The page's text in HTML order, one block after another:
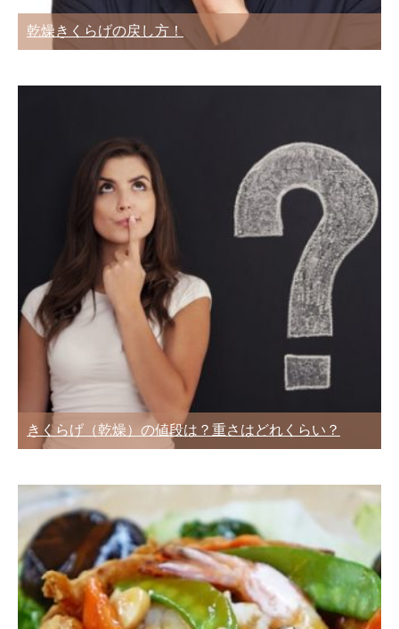
乾燥きくらげの戻し方！
きくらげ（乾燥）の値段は？重さはどれくらい？